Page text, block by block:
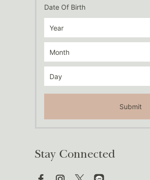
Date Of Birth
Submit
Stay Connected